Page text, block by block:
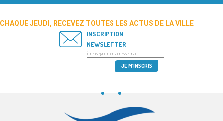
CHAQUE JEUDI, RECEVEZ TOUTES LES ACTUS DE LA VILLE
INSCRIPTION
NEWSLETTER